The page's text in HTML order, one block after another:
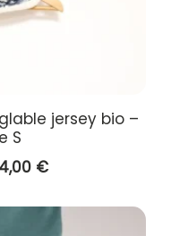
jersey bio –
S
€Le
actuel